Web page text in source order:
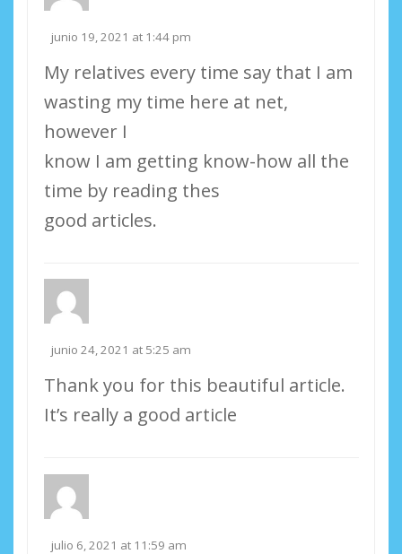
junio 19, 2021 at 1:44 pm
My relatives every time say that I am
wasting my time here at net,
however I
know I am getting know-how all the
time by reading thes
good articles.
junio 24, 2021 at 5:25 am
Thank you for this beautiful article.
It’s really a good article
julio 6, 2021 at 11:59 am